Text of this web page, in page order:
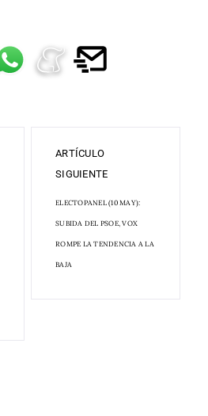
ARTÍCULO
SIGUIENTE
ELECTOPANEL (10 MAY):
SUBIDA DEL PSOE, VOX
ROMPE LA TENDENCIA A LA
BAJA